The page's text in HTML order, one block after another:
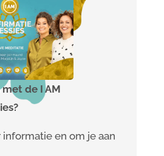
de I AM
en om je aan